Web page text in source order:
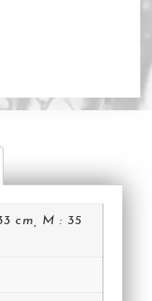
cm, M : 35